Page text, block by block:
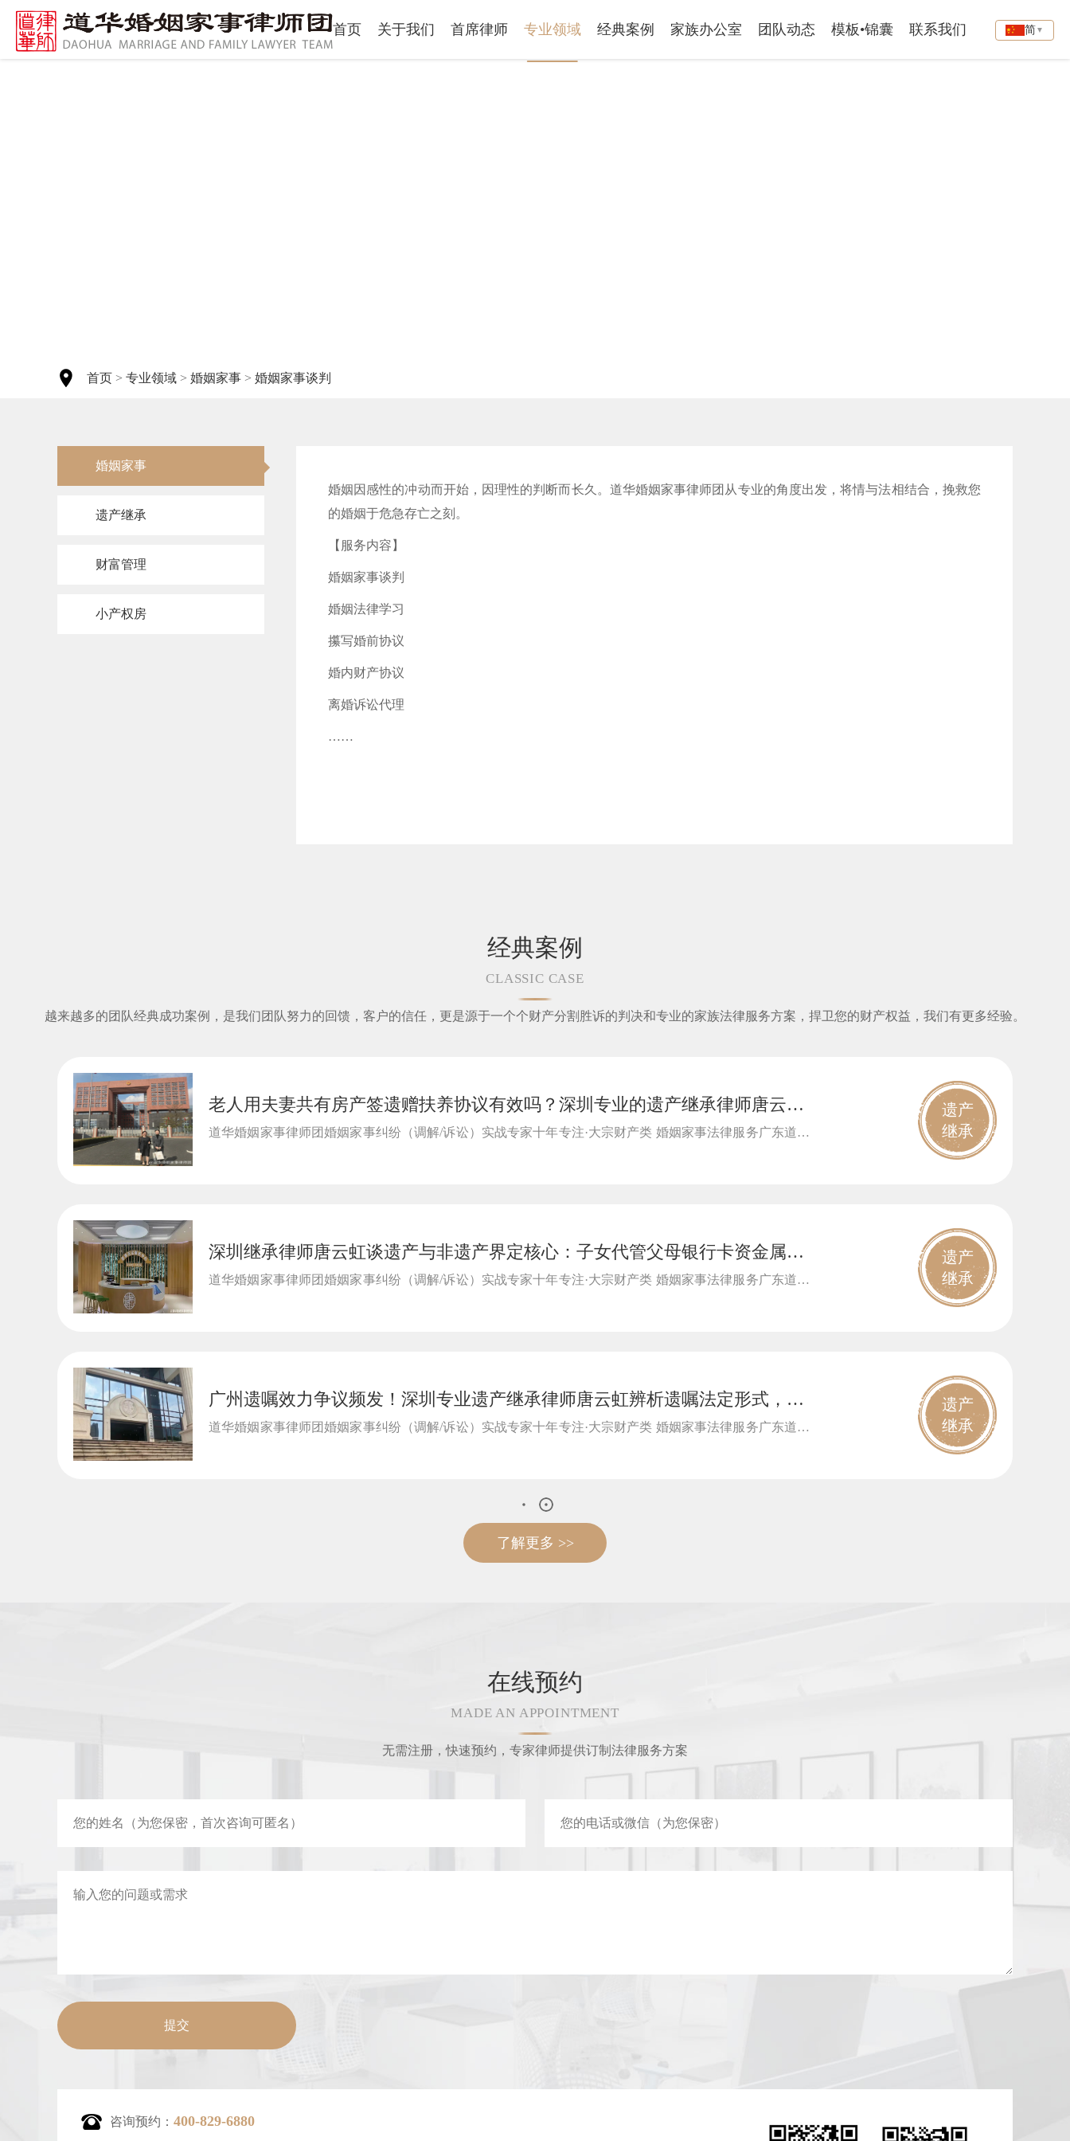
简▼
首页 关于我们 首席律师 专业领域 经典案例 家族办公室 团队动态 模板•锦囊 联系我们
首页 > 专业领域 > 婚姻家事 > 婚姻家事谈判
婚姻家事
遗产继承
财富管理
小产权房
婚姻因感性的冲动而开始，因理性的判断而长久。道华婚姻家事律师团从专业的角度出发，将情与法相结合，挽救您
的婚姻于危急存亡之刻。
【服务内容】
婚姻家事谈判
婚姻法律学习
攥写婚前协议
婚内财产协议
离婚诉讼代理
……
经典案例
CLASSIC CASE
越来越多的团队经典成功案例，是我们团队努力的回馈，客户的信任，更是源于一个个财产分割胜诉的判决和专业的家族法律服务方案，捍卫您的财产权益，我们有更多经验。
老人用夫妻共有房产签遗赠扶养协议有效吗？深圳专业的遗产继承律师唐云虹
结合真实判例解析无权处分效力认定规则
道华婚姻家事律师团婚姻家事纠纷（调解/诉讼）实战专家十年专注·大宗财产类 婚姻家事法律服务广东道华
遗产
继承
深圳继承律师唐云虹谈遗产与非遗产界定核心：子女代管父母银行卡资金属遗
产，丧葬费抚恤金系死后补助，不属遗产按共有原则分割
道华婚姻家事律师团婚姻家事纠纷（调解/诉讼）实战专家十年专注·大宗财产类 婚姻家事法律服务广东道华
遗产
继承
广州遗嘱效力争议频发！深圳专业遗产继承律师唐云虹辨析遗嘱法定形式，认
定无效遗嘱，依法按法定继承公平分割遗产
道华婚姻家事律师团婚姻家事纠纷（调解/诉讼）实战专家十年专注·大宗财产类 婚姻家事法律服务广东道华
遗产
继承
了解更多 >>
在线预约
MADE AN APPOINTMENT
无需注册，快速预约，专家律师提供订制法律服务方案
咨询预约： 400-829-6880